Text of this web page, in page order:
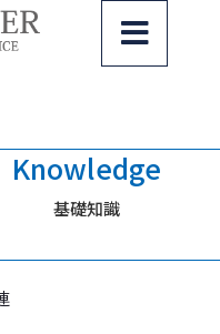
Knowledge
基礎知識